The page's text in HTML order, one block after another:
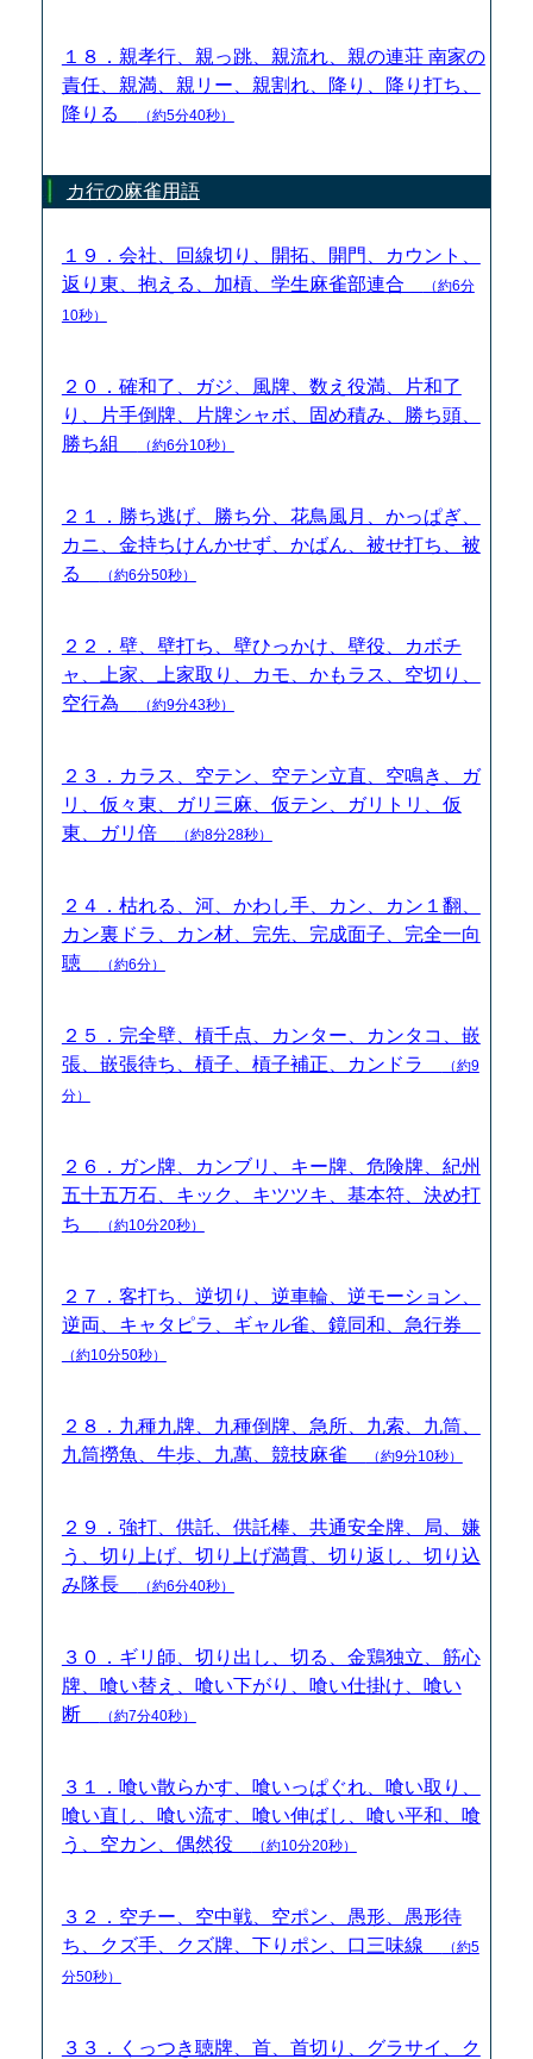
１８．親孝行、親っ跳、親流れ、親の連荘 南家の
責任、親満、親リー、親割れ、降り、降り打ち、
降りる
（約5分40秒）
カ行の麻雀用語
１９．会社、回線切り、開拓、開門、カウント、
返り東、抱える、加槓、学生麻雀部連合
（約6分
10秒）
２０．確和了、ガジ、風牌、数え役満、片和了
り、片手倒牌、片牌シャボ、固め積み、勝ち頭、
勝ち組
（約6分10秒）
２１．勝ち逃げ、勝ち分、花鳥風月、かっぱぎ、
カニ、金持ちけんかせず、かばん、被せ打ち、被
る
（約6分50秒）
２２．壁、壁打ち、壁ひっかけ、壁役、カボチ
ャ、上家、上家取り、カモ、かもラス、空切り、
空行為
（約9分43秒）
２３．カラス、空テン、空テン立直、空鳴き、ガ
リ、仮々東、ガリ三麻、仮テン、ガリトリ、仮
東、ガリ倍
（約8分28秒）
２４．枯れる、河、かわし手、カン、カン１翻、
カン裏ドラ、カン材、完先、完成面子、完全一向
聴
（約6分）
２５．完全壁、槓千点、カンター、カンタコ、嵌
張、嵌張待ち、槓子、槓子補正、カンドラ
（約9
分）
２６．ガン牌、カンブリ、キー牌、危険牌、紀州
五十五万石、キック、キツツキ、基本符、決め打
ち
（約10分20秒）
２７．客打ち、逆切り、逆車輪、逆モーション、
逆両、キャタピラ、ギャル雀、鏡同和、急行券
（約10分50秒）
２８．九種九牌、九種倒牌、急所、九索、九筒、
九筒撈魚、牛歩、九萬、競技麻雀
（約9分10秒）
２９．強打、供託、供託棒、共通安全牌、局、嫌
う、切り上げ、切り上げ満貫、切り返し、切り込
み隊長
（約6分40秒）
３０．ギリ師、切り出し、切る、金鶏独立、筋心
牌、喰い替え、喰い下がり、喰い仕掛け、喰い
断
（約7分40秒）
３１．喰い散らかす、喰いっぱぐれ、喰い取り、
喰い直し、喰い流す、喰い伸ばし、喰い平和、喰
う、空カン、偶然役
（約10分20秒）
３２．空チー、空中戦、空ポン、愚形、愚形待
ち、クズ手、クズ牌、下りポン、口三味線
（約5
分50秒）
３３．くっつき聴牌、首、首切り、グラサイ、ク